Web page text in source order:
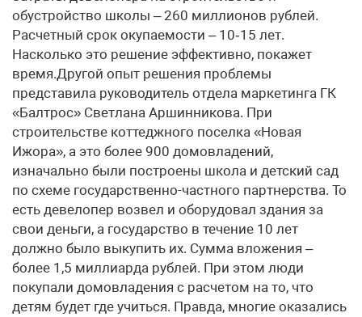
обустройство школы – 260 миллионов рублей.
Расчетный срок окупаемости – 10‑15 лет.
Насколько это решение эффективно, покажет
время.Другой опыт решения проблемы
представила руководитель отдела маркетинга ГК
«Балтрос» Светлана Аршинникова. При
строительстве коттеджного поселка «Новая
Ижора», а это более 900 домовладений,
изначально были построены школа и детский сад
по схеме государственно-частного партнерства. То
есть девелопер возвел и оборудовал здания за
свои деньги, а государство в течение 10 лет
должно было выкупить их. Сумма вложения –
более 1,5 миллиарда рублей. При этом люди
покупали домовладения с расчетом на то, что
детям будет где учиться. Правда, многие оказались